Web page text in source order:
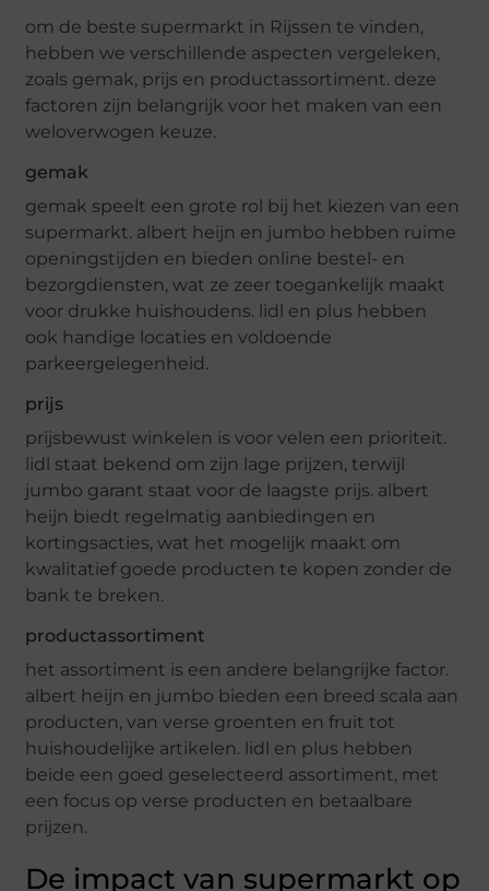
om de beste supermarkt in Rijssen te vinden,
hebben we verschillende aspecten vergeleken,
zoals gemak, prijs en productassortiment. deze
factoren zijn belangrijk voor het maken van een
weloverwogen keuze.
gemak
gemak speelt een grote rol bij het kiezen van een
supermarkt. albert heijn en jumbo hebben ruime
openingstijden en bieden online bestel- en
bezorgdiensten, wat ze zeer toegankelijk maakt
voor drukke huishoudens. lidl en plus hebben
ook handige locaties en voldoende
parkeergelegenheid.
prijs
prijsbewust winkelen is voor velen een prioriteit.
lidl staat bekend om zijn lage prijzen, terwijl
jumbo garant staat voor de laagste prijs. albert
heijn biedt regelmatig aanbiedingen en
kortingsacties, wat het mogelijk maakt om
kwalitatief goede producten te kopen zonder de
bank te breken.
productassortiment
het assortiment is een andere belangrijke factor.
albert heijn en jumbo bieden een breed scala aan
producten, van verse groenten en fruit tot
huishoudelijke artikelen. lidl en plus hebben
beide een goed geselecteerd assortiment, met
een focus op verse producten en betaalbare
prijzen.
De impact van supermarkt op